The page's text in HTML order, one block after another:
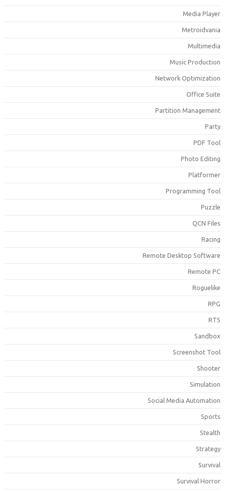
Media
Music
Network
Office
Partition
PDF
Photo
Programming
QCN
Remote Desktop
Remote
Screenshot
Social Media
Survival